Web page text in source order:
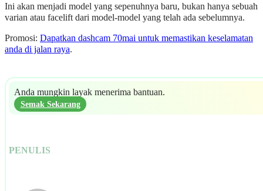
Ini akan menjadi model yang sepenuhnya baru, bukan hanya sebuah
varian atau facelift dari model-model yang telah ada sebelumnya.
Promosi: Dapatkan dashcam 70mai untuk memastikan keselamatan
anda di jalan raya.
Anda mungkin layak menerima bantuan.
Semak Sekarang
PENULIS